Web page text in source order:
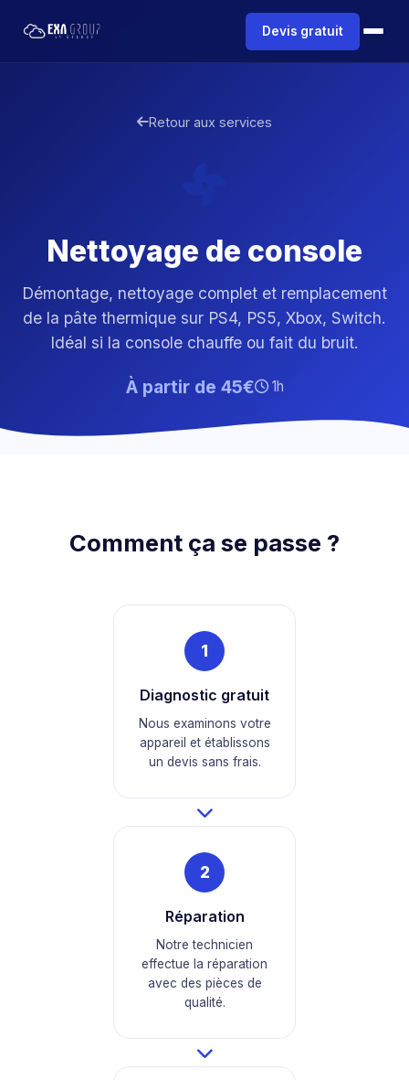
Devis gratuit
Retour aux services
Nettoyage de console
Démontage, nettoyage complet et remplacement
de la pâte thermique sur PS4, PS5, Xbox, Switch.
Idéal si la console chauffe ou fait du bruit.
À partir de 45€ 1h
Comment ça se passe ?
1
Diagnostic gratuit
Nous examinons votre
appareil et établissons
un devis sans frais.
2
Réparation
Notre technicien
effectue la réparation
avec des pièces de
qualité.